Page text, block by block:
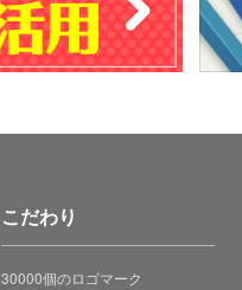
こだわり
30000個のロゴマーク